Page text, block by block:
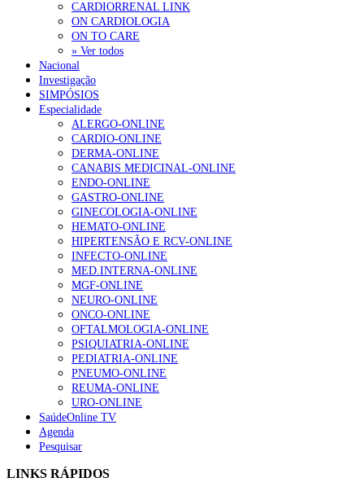
CARDIORRENAL LINK
ON CARDIOLOGIA
ON TO CARE
» Ver todos
Nacional
Investigação
SIMPÓSIOS
Especialidade
ALERGO-ONLINE
CARDIO-ONLINE
DERMA-ONLINE
CANABIS MEDICINAL-ONLINE
ENDO-ONLINE
GASTRO-ONLINE
GINECOLOGIA-ONLINE
HEMATO-ONLINE
HIPERTENSÃO E RCV-ONLINE
INFECTO-ONLINE
MED.INTERNA-ONLINE
MGF-ONLINE
NEURO-ONLINE
ONCO-ONLINE
OFTALMOLOGIA-ONLINE
PSIQUIATRIA-ONLINE
PEDIATRIA-ONLINE
PNEUMO-ONLINE
REUMA-ONLINE
URO-ONLINE
SaúdeOnline TV
Agenda
Pesquisar
LINKS RÁPIDOS